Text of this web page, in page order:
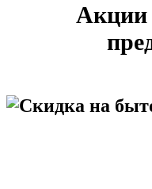
Акции
Скидка на